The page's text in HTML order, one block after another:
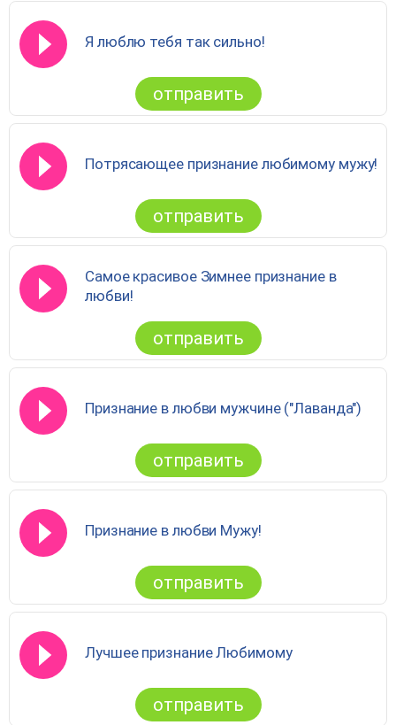
Я люблю тебя так сильно!
отправить
Потрясающее признание любимому мужу!
отправить
Самое красивое Зимнее признание в
любви!
отправить
Признание в любви мужчине ("Лаванда")
отправить
Признание в любви Мужу!
отправить
Лучшее признание Любимому
отправить